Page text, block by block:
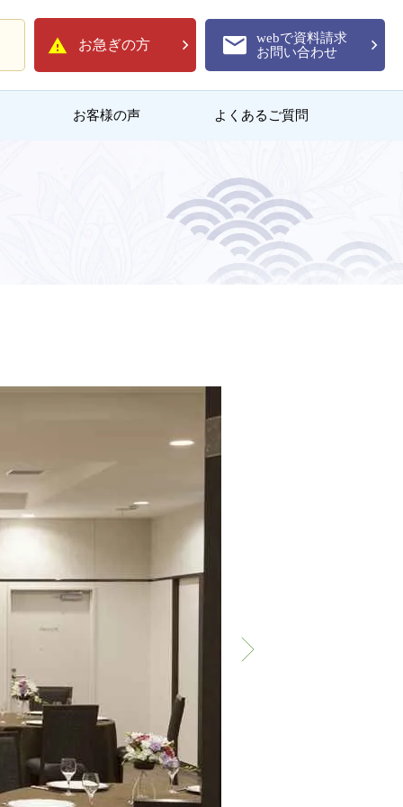
お急ぎの方
webで資料請求
お問い合わせ
お客様の声 よくあるご質問